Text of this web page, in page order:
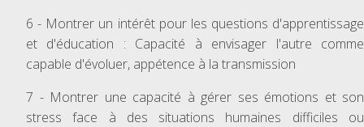
6 - Montrer un intérêt pour les questions d'apprentissage
et d'éducation : Capacité à envisager l'autre comme
capable d'évoluer, appétence à la transmission
7 - Montrer une capacité à gérer ses émotions et son
stress face à des situations humaines difficiles ou